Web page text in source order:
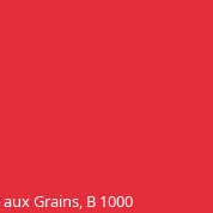
Grains, B 1000